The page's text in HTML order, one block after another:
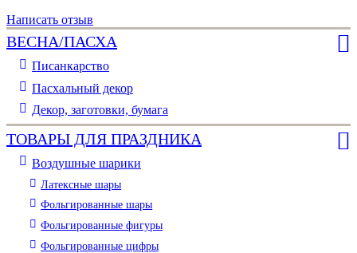
Написать отзыв
ВЕСНА/ПАСХА
Писанкарство
Пасхальный декор
Декор, заготовки, бумага
ТОВАРЫ ДЛЯ ПРАЗДНИКА
Воздушные шарики
Латексные шары
Фольгированные шары
Фольгированные фигуры
Фольгированные цифры